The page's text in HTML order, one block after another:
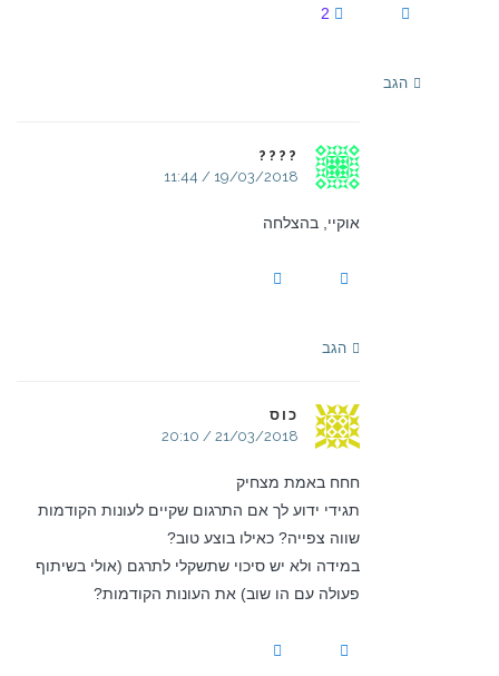
2
הגב
????
19/03/2018 / 11:44
אוקיי, בהצלחה
הגב
כוס
21/03/2018 / 20:10
חחח באמת מצחיק
תגידי ידוע לך אם התרגום שקיים לעונות הקודמות
שווה צפייה? כאילו בוצע טוב?
במידה ולא יש סיכוי שתשקלי לתרגם (אולי בשיתוף
פעולה עם הו שוב) את העונות הקודמות?